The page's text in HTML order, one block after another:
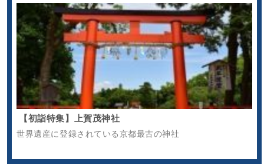
【初詣特集】上賀茂神社
世界遺産に登録されている京都最古の神社